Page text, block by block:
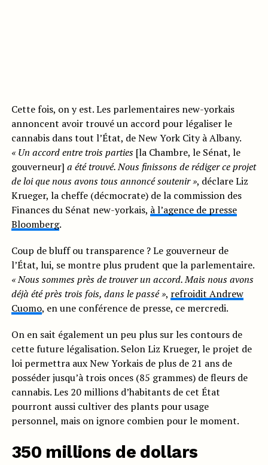
Cette fois, on y est. Les parlementaires new-yorkais
annoncent avoir trouvé un accord pour légaliser le
cannabis dans tout l’État, de New York City à Albany.
« Un accord entre trois parties [la Chambre, le Sénat, le
gouverneur] a été trouvé. Nous finissons de rédiger ce projet
de loi que nous avons tous annoncé soutenir », déclare Liz
Krueger, la cheffe (décmocrate) de la commission des
Finances du Sénat new-yorkais, à l’agence de presse
Bloomberg.
Coup de bluff ou transparence ? Le gouverneur de
l’État, lui, se montre plus prudent que la parlementaire.
« Nous sommes près de trouver un accord. Mais nous avons
déjà été près trois fois, dans le passé », refroidit Andrew
Cuomo, en une conférence de presse, ce mercredi.
On en sait également un peu plus sur les contours de
cette future légalisation. Selon Liz Krueger, le projet de
loi permettra aux New Yorkais de plus de 21 ans de
posséder jusqu’à trois onces (85 grammes) de fleurs de
cannabis. Les 20 millions d’habitants de cet État
pourront aussi cultiver des plants pour usage
personnel, mais on ignore combien pour le moment.
350 millions de dollars